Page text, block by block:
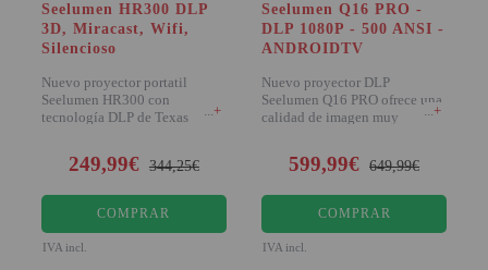
Seelumen HR300 DLP
3D, Miracast, Wifi,
Silencioso
Nuevo proyector portatil
Seelumen HR300 con
tecnología DLP de Texas
+
249,99€ 344,25€
COMPRAR
IVA incl.
Seelumen Q16 PRO -
DLP 1080P - 500 ANSI -
ANDROIDTV
Nuevo proyector DLP
Seelumen Q16 PRO ofrece una
calidad de imagen muy
+
599,99€ 649,99€
COMPRAR
IVA incl.